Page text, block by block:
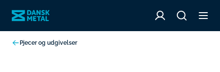
Pjecer og udgivelser